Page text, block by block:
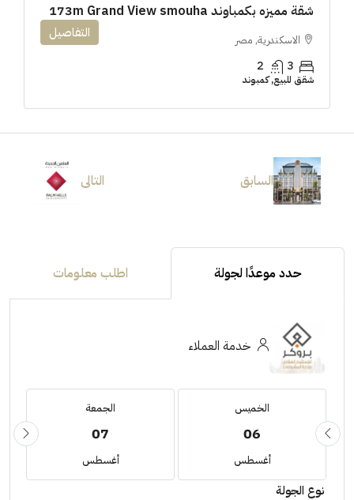
شقة مميزه بكمباوند 173m Grand View smouha
الاسكندرية, مصر
3
2
شقق للبيع, كمبوند
التفاصيل
السابق التالى
حدد موعدًا لجولة اطلب معلومات
خدمة العملاء
الخميس
06
أغسطس
الجمعة
07
أغسطس
نوع الجولة